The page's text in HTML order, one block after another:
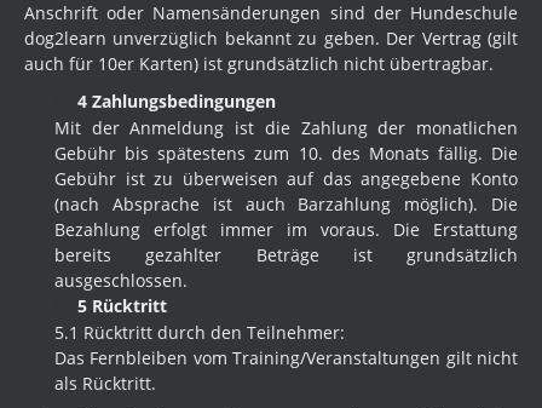
Anschrift oder Namensänderungen sind der Hundeschule
dog2learn unverzüglich bekannt zu geben. Der Vertrag (gilt
auch für 10er Karten) ist grundsätzlich nicht übertragbar.
4 Zahlungsbedingungen
Mit der Anmeldung ist die Zahlung der monatlichen
Gebühr bis spätestens zum 10. des Monats fällig. Die
Gebühr ist zu überweisen auf das angegebene Konto
(nach Absprache ist auch Barzahlung möglich). Die
Bezahlung erfolgt immer im voraus. Die Erstattung
bereits gezahlter Beträge ist grundsätzlich
ausgeschlossen.
5 Rücktritt
5.1 Rücktritt durch den Teilnehmer:
Das Fernbleiben vom Training/Veranstaltungen gilt nicht
als Rücktritt.